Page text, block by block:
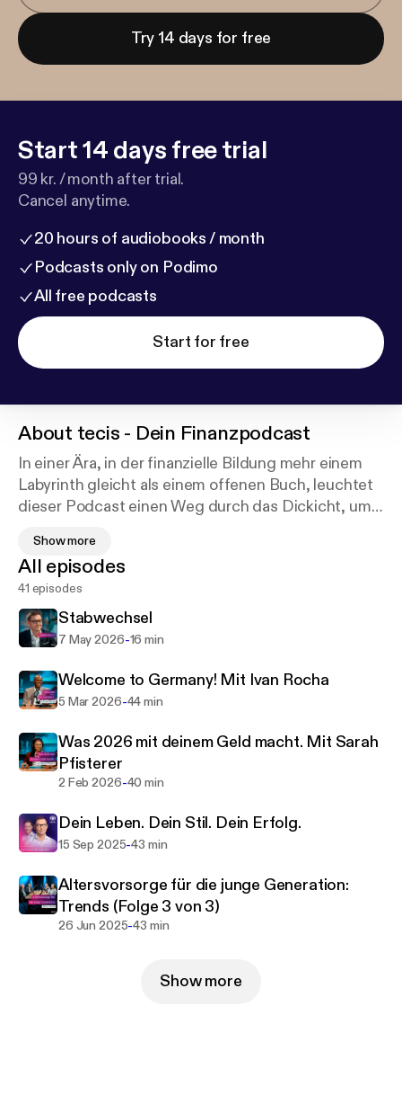
Try 14 days for free
Start 14 days free trial
99 kr. / month after trial.
Cancel anytime.
20 hours of audiobooks / month
Podcasts only on Podimo
All free podcasts
Start for free
About tecis - Dein Finanzpodcast
In einer Ära, in der finanzielle Bildung mehr einem
Labyrinth gleicht als einem offenen Buch, leuchtet
dieser Podcast einen Weg durch das Dickicht, um
Von den ersten Schritten im Investieren über die
kluge Absicherung bis hin zum gezielten
Vermögensaufbau erkundet dieser Podcast die
Herausforderungen und Chancen, die auf die junge
Generation warten. Unser Ziel ist es, dir das
Finanzen nicht nur zu verstehen, sondern auch
selbstbestimmt und mit Vertrauen zu navigieren.
Zukunft in die Hand zu nehmen, unterstützt durch
klare Einblicke und praktische Tipps von erfahrenen
tecis-Profis.
https://www.tecis.de/impressum.html
Show more
All episodes
41 episodes
Stabwechsel
7 May 2026-16 min
Welcome to Germany! Mit Ivan Rocha
5 Mar 2026-44 min
Was 2026 mit deinem Geld macht. Mit Sarah
Pfisterer
2 Feb 2026-40 min
Dein Leben. Dein Stil. Dein Erfolg.
15 Sep 2025-43 min
Altersvorsorge für die junge Generation:
Trends (Folge 3 von 3)
26 Jun 2025-43 min
Show more